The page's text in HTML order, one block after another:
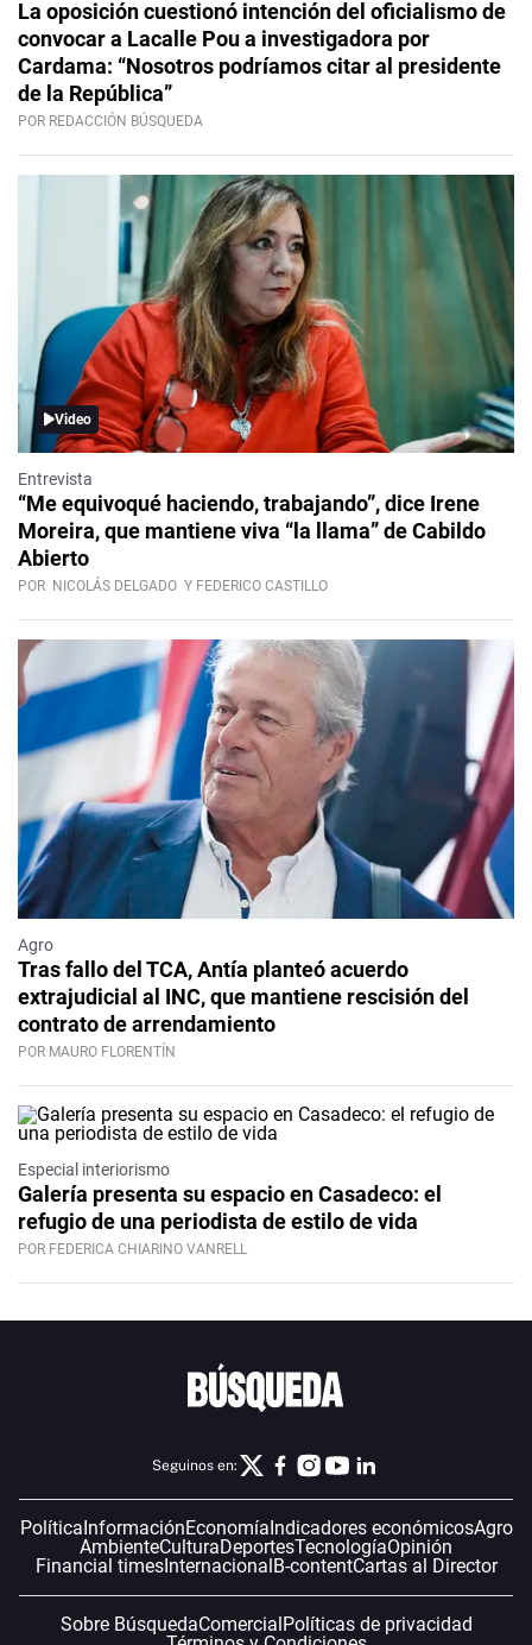
La oposición cuestionó intención del oficialismo de
convocar a Lacalle Pou a investigadora por
Cardama: “Nosotros podríamos citar al presidente
de la República”
POR REDACCIÓN BÚSQUEDA
Video
Entrevista
“Me equivoqué haciendo, trabajando”, dice Irene
Moreira, que mantiene viva “la llama” de Cabildo
Abierto
POR NICOLÁS DELGADO Y FEDERICO CASTILLO
Agro
Tras fallo del TCA, Antía planteó acuerdo
extrajudicial al INC, que mantiene rescisión del
contrato de arrendamiento
POR MAURO FLORENTÍN
Especial interiorismo
Galería presenta su espacio en Casadeco: el
refugio de una periodista de estilo de vida
POR FEDERICA CHIARINO VANRELL
Seguinos en:
PolíticaInformaciónEconomíaIndicadores económicosAgro
AmbienteCulturaDeportesTecnologíaOpinión
Financial timesInternacionalB-contentCartas al Director
Sobre BúsquedaComercialPolíticas de privacidad